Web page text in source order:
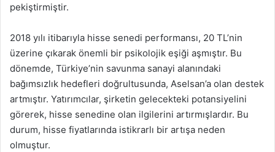
pekiştirmiştir.
2018 yılı itibarıyla hisse senedi performansı, 20 TL’nin
üzerine çıkarak önemli bir psikolojik eşiği aşmıştır. Bu
dönemde, Türkiye’nin savunma sanayi alanındaki
bağımsızlık hedefleri doğrultusunda, Aselsan’a olan destek
artmıştır. Yatırımcılar, şirketin gelecekteki potansiyelini
görerek, hisse senedine olan ilgilerini artırmışlardır. Bu
durum, hisse fiyatlarında istikrarlı bir artışa neden
olmuştur.